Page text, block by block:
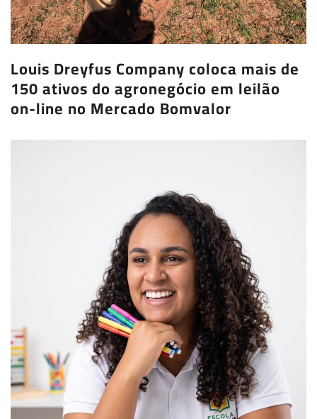
Louis Dreyfus Company coloca mais de
150 ativos do agronegócio em leilão
on-line no Mercado Bomvalor